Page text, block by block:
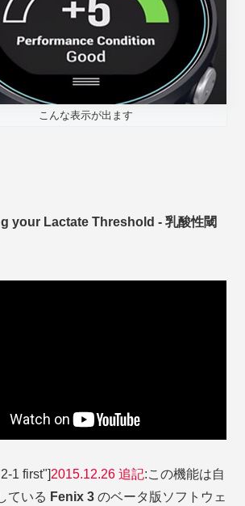
こんな表示が出ます
your Lactate Threshold - 乳酸性閾
1 first"]2015.12.26 追記:この機能は自
ている Fenix 3 のベータ版ソフトウェ